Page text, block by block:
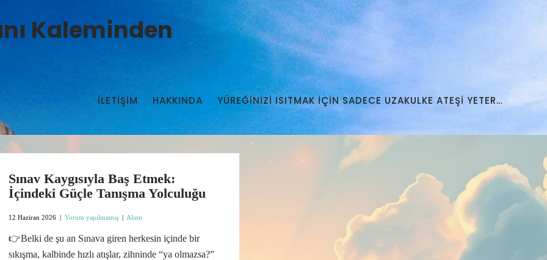
Kaleminden
İLETIŞIM HAKKINDA YÜREĞİNİZİ ISITMAK İÇİN SADECE UZAKULKE ATEŞİ YETER…
Sınav Kaygısıyla Baş Etmek:
İçindeki Güçle Tanışma Yolculuğu
12 Haziran 2026 | Yorum yapılmamış | Alıntı
👉Belki de şu an Sınava giren herkesin içinde bir
sıkışma, kalbinde hızlı atışlar, zihninde “ya olmazsa?”